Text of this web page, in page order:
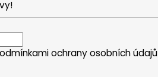
ochrany osobních údajů